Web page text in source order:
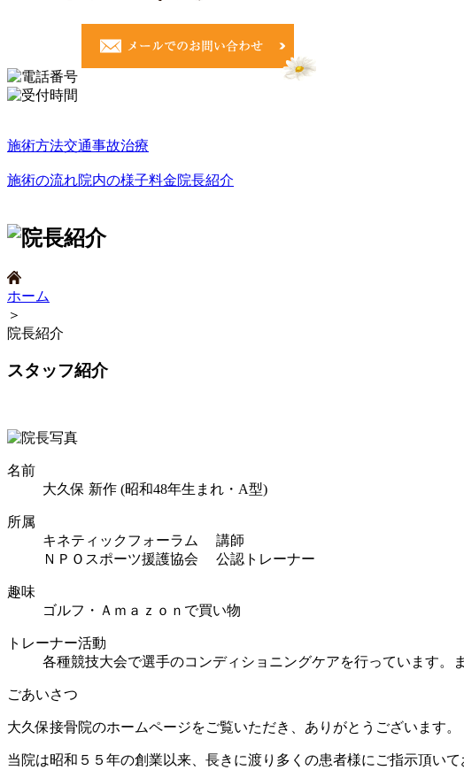
施術方法交通事故治療
施術の流れ院内の様子料金院長紹介
ホーム
＞
院長紹介
スタッフ紹介
名前
大久保 新作 (昭和48年生まれ・A型)
所属
キネティックフォーラム 講師
ＮＰＯスポーツ援護協会 公認トレーナー
趣味
ゴルフ・Ａｍａｚｏｎで買い物
トレーナー活動
各種競技大会で選手のコンディショニングケアを行っています。
ごあいさつ
大久保接骨院のホームページをご覧いただき、ありがとうございます。
当院は昭和５５年の創業以来、長きに渡り多くの患者様にご指示頂いて